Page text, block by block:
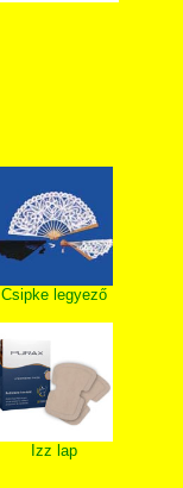
Csipke legyező
Izz lap